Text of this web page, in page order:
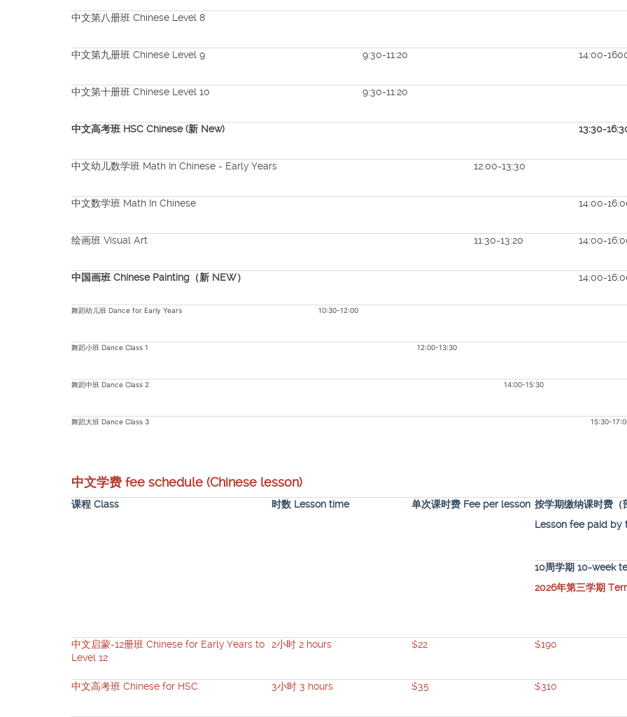
中文第八册班 Chinese Level 8
中文第九册班 Chinese Level 9 9:30-11:20 14:00-
中文第十册班 Chinese Level 10 9:30-11:20
中文高考班 HSC Chinese (新 New) 13:30-
中文幼儿数学班 Math In Chinese - Early Years 12:00-13:30
中文数学班 Math In Chinese 14:00-
绘画班 Visual Art 11:30-13:20 14:00-
中国画班 Chinese Painting（新 NEW） 14:00-
舞蹈幼儿班 Dance for Early Years 10:30-12:00
舞蹈小班 Dance Class 1 12:00-13:30
舞蹈中班 Dance Class 2 14:00-15:30
舞蹈大班 Dance Class 3 15:30-
中文学费 fee schedule (Chinese lesson)
课程 Class 时数 Lesson time 单次课时费 Fee per lesson 按学期缴纳课时费（
Lesson fee paid by
10周学期 10-week
2026年第三学期
中文启蒙-12册班 Chinese for Early Years to
Level 12
2小时 2 hours $22 $190
中文高考班 Chinese for HSC 3小时 3 hours $35 $310